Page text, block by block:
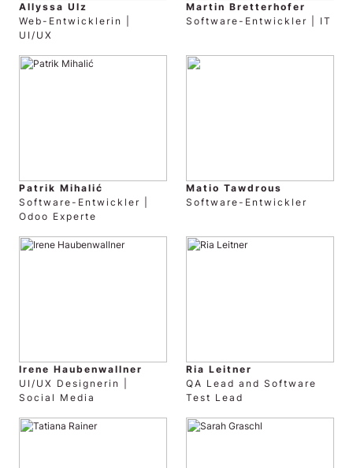
Allyssa Ulz
Web-Entwicklerin |
UI/UX
Martin Bretterhofer
Software-Entwickler | IT
Patrik Mihalić
Software-Entwickler |
Odoo Experte
Matio Tawdrous
Software-Entwickler
Irene Haubenwallner
UI/UX Designerin |
Social Media
Ria Leitner
QA Lead and Software
Test Lead